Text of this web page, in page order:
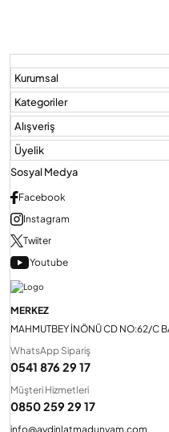
Kurumsal
Kategoriler
Alışveriş
Üyelik
Sosyal Medya
Facebook
Instagram
Twiiter
Youtube
MERKEZ
MAHMUTBEY İNÖNÜ CD NO:62/C
WhatsApp Sipariş
0541 876 29 17
Müşteri Hizmetleri
0850 259 29 17
info@aydinlatmadunyam.com